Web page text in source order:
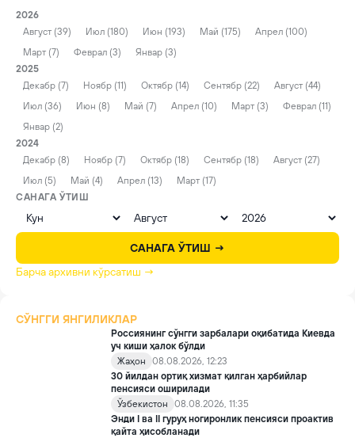
2026
Август (39)
Июл (180) Июн (193) Май (175)
Апрел (100)
Март (7)
Феврал (3)
Январ (3)
2025
Декабр (7)
Ноябр (11) Октябр (14) Сентябр (22)
Август (44)
Июл (36)
Июн (8) Май (7) Апрел (10) Март (3)
Феврал (11)
Январ (2)
2024
Декабр (8)
Ноябр (7) Октябр (18) Сентябр (18)
Август (27)
Июл (5)
Май (4) Апрел (13)
Март (17)
САНАГА ЎТИШ
САНАГА ЎТИШ →
Барча архивни кўрсатиш →
СЎНГГИ ЯНГИЛИКЛАР
Россиянинг сўнгги зарбалари оқибатида Киевда
уч киши ҳалок бўлди
Жаҳон
08.08.2026, 12:23
30 йилдан ортиқ хизмат қилган ҳарбийлар
пенсияси оширилади
Ўзбекистон
08.08.2026, 11:35
Энди I ва II гуруҳ ногиронлик пенсияси проактив
қайта ҳисобланади